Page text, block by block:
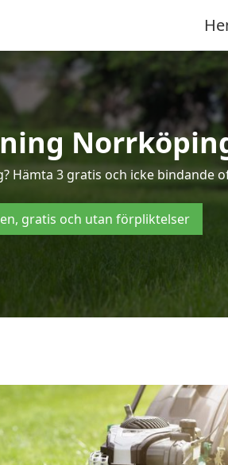
3 gratis och icke bindande
gratis och utan förpliktelser